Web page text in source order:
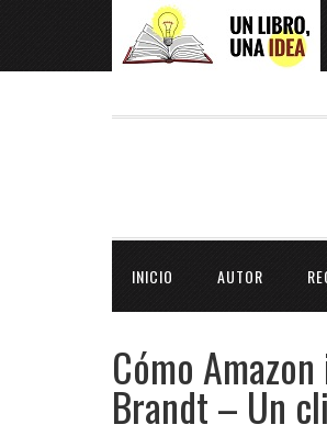
INICIO AUTOR
Cómo
Brandt – Un